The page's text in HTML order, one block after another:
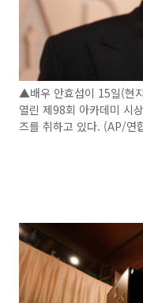
▲배우 안효섭이 15일(현
열린 제98회 아카데미 시
즈를 취하고 있다. (AP/연